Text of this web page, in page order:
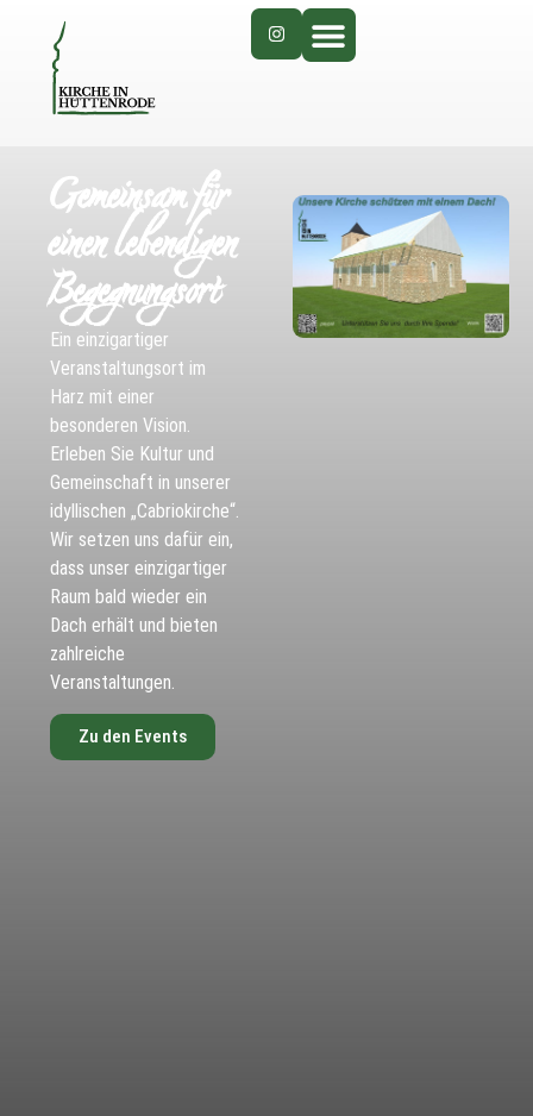
Gemeinsam für
einen lebendigen
Begegnungsort
Ein einzigartiger
Veranstaltungsort im
Harz mit einer
besonderen Vision.
Erleben Sie Kultur und
Gemeinschaft in unserer
idyllischen „Cabriokirche“.
Wir setzen uns dafür ein,
dass unser einzigartiger
Raum bald wieder ein
Dach erhält und bieten
zahlreiche
Veranstaltungen.
Zu den Events